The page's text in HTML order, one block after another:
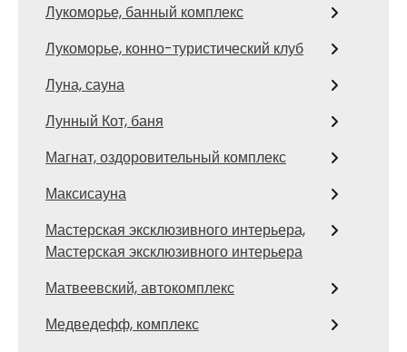
Лукоморье, банный комплекс
Лукоморье, конно-туристический клуб
Луна, сауна
Лунный Кот, баня
Магнат, оздоровительный комплекс
Максисауна
Мастерская эксклюзивного интерьера,
Мастерская эксклюзивного интерьера
Матвеевский, автокомплекс
Медведефф, комплекс